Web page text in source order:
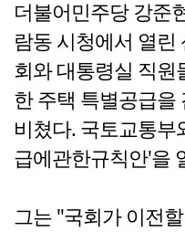
더불어민주당 강준
람동 시청에서 열
회와 대통령실 직원
한 주택 특별공급을
비쳤다. 국토교통
급에관한규칙안'을
그는 "국회가 이전